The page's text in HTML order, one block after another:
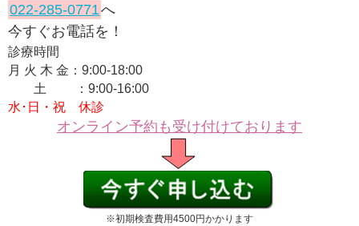
022-285-0771へ
今すぐお電話を！
診療時間
月 火 木 金：9:00-18:00
土 ：9:00-16:00
水･日・祝 休診
オンライン予約も受け付けております
※初期検査費用4500円かかります